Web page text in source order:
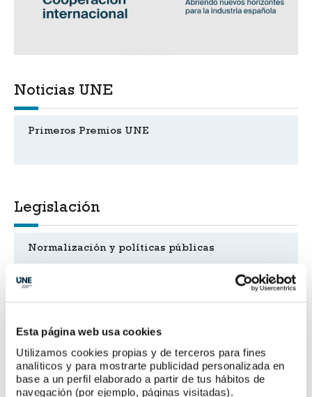
Esta página web usa cookies
Utilizamos cookies propias y de terceros para fines
analíticos y para mostrarte publicidad personalizada en
base a un perfil elaborado a partir de tus hábitos de
navegación (por ejemplo, páginas visitadas).
Noticias UNE
Primeros Premios UNE
Legislación
Normalización y políticas públicas
Reuniones de comités
ISO/TC 225/WG 1 Investigación de mercados,
social y de la opinión